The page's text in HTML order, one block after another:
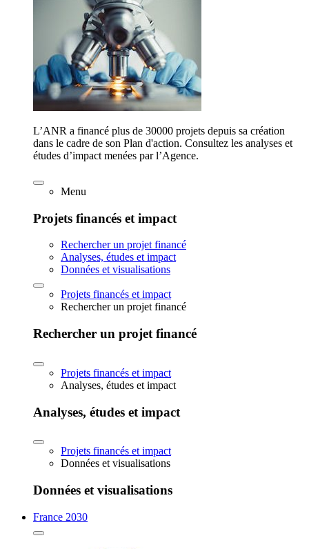
L’ANR a financé plus de 30000 projets depuis sa création
dans le cadre de son Plan d'action. Consultez les analyses et
études d’impact menées par l’Agence.
Menu
Projets financés et impact
Rechercher un projet financé
Analyses, études et impact
Données et visualisations
Projets financés et impact
Rechercher un projet financé
Rechercher un projet financé
Projets financés et impact
Analyses, études et impact
Analyses, études et impact
Projets financés et impact
Données et visualisations
Données et visualisations
France 2030